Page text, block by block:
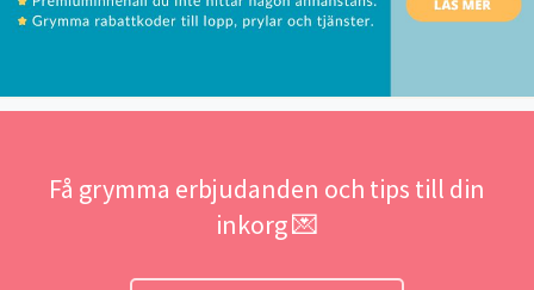
Få grymma erbjudanden och tips till din
inkorg 💌